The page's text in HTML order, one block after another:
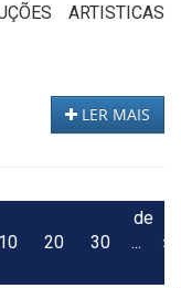
ARTISTICAS
LER MAIS
de
10 20 30 ...
»